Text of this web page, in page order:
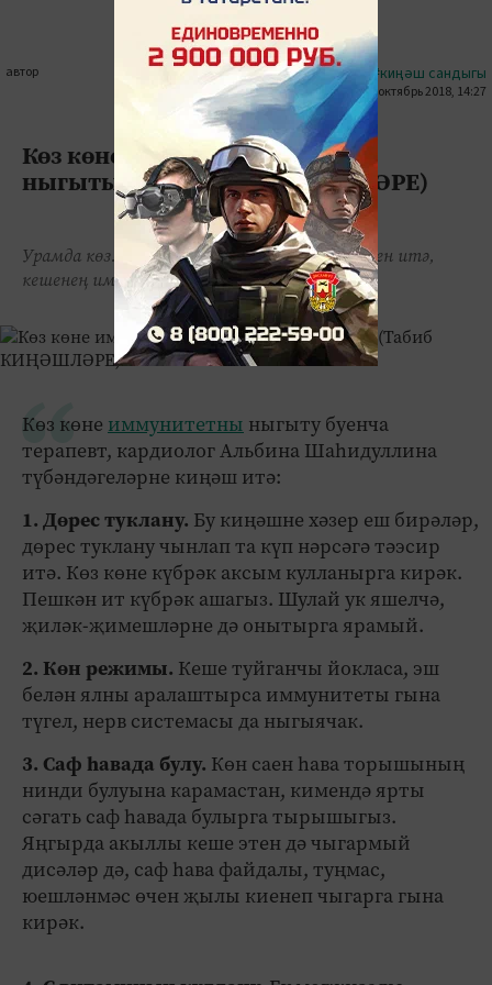
автор #киңәш сандыгы
04 октябрь 2018, 14:27
4172
2
Көз көне иммунитетны ничек
ныгытырга? (Табиб КИҢӘШЛӘРЕ)
Урамда көз. Салкын көннәр, яңгырлар үзенекен итә,
кешенең иммун системасы какшый.
Көз көне иммунитетны ныгыту буенча
терапевт, кардиолог Альбина Шаһидуллина
түбәндәгеләрне киңәш итә:
1. Дөрес туклану. Бу киңәшне хәзер еш бирәләр,
дөрес туклану чынлап та күп нәрсәгә тәэсир
итә. Көз көне күбрәк аксым кулланырга кирәк.
Пешкән ит күбрәк ашагыз. Шулай ук яшелчә,
җиләк-җимешләрне дә онытырга ярамый.
2. Көн режимы. Кеше туйганчы йокласа, эш
белән ялны аралаштырса иммунитеты гына
түгел, нерв системасы да ныгыячак.
3. Саф һавада булу. Көн саен һава торышының
нинди булуына карамастан, кимендә ярты
сәгать саф һавада булырга тырышыгыз.
Яңгырда акыллы кеше этен дә чыгармый
дисәләр дә, саф һава файдалы, туңмас,
юешләнмәс өчен җылы киенеп чыгарга гына
кирәк.